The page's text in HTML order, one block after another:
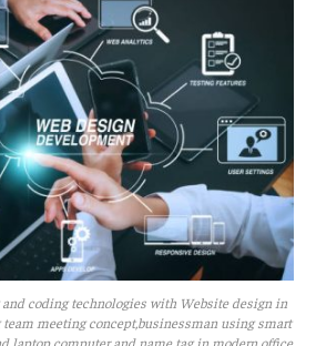
coding technologies with Website design in
meeting concept,businessman using smart